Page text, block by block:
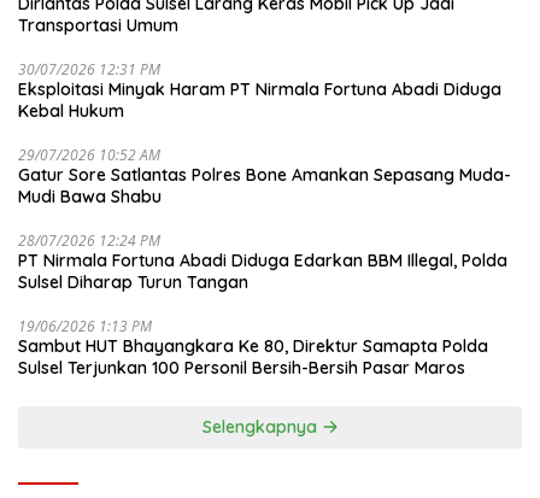
Transportasi Umum
30/07/2026 12:31 PM
Eksploitasi Minyak Haram PT Nirmala Fortuna Abadi Diduga
Kebal Hukum
29/07/2026 10:52 AM
Gatur Sore Satlantas Polres Bone Amankan Sepasang Muda-
Mudi Bawa Shabu
28/07/2026 12:24 PM
PT Nirmala Fortuna Abadi Diduga Edarkan BBM Illegal, Polda
Sulsel Diharap Turun Tangan
19/06/2026 1:13 PM
Sambut HUT Bhayangkara Ke 80, Direktur Samapta Polda
Sulsel Terjunkan 100 Personil Bersih-Bersih Pasar Maros
Selengkapnya